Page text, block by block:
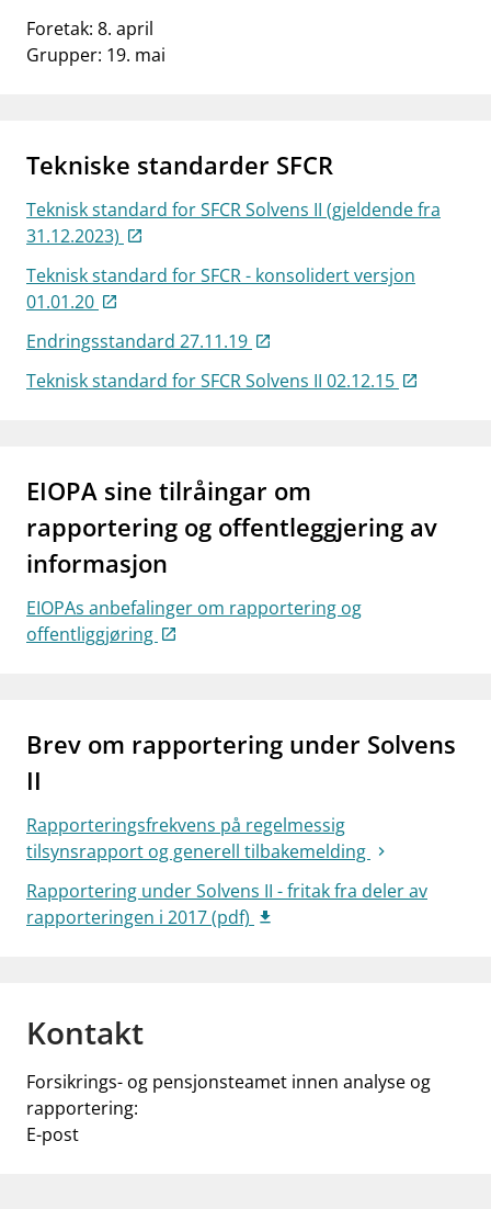
Foretak: 8. april
Grupper: 19. mai
Tekniske standarder SFCR
Teknisk standard for SFCR Solvens II (gjeldende fra
31.12.2023)
Teknisk standard for SFCR - konsolidert versjon
01.01.20
Endringsstandard 27.11.19
Teknisk standard for SFCR Solvens II 02.12.15
EIOPA sine tilråingar om
rapportering og offentleggjering av
informasjon
EIOPAs anbefalinger om rapportering og
offentliggjøring
Brev om rapportering under Solvens
II
Rapporteringsfrekvens på regelmessig
tilsynsrapport og generell tilbakemelding
Rapportering under Solvens II - fritak fra deler av
rapporteringen i 2017 (pdf)
Kontakt
Forsikrings- og pensjonsteamet innen analyse og
rapportering:
E-post